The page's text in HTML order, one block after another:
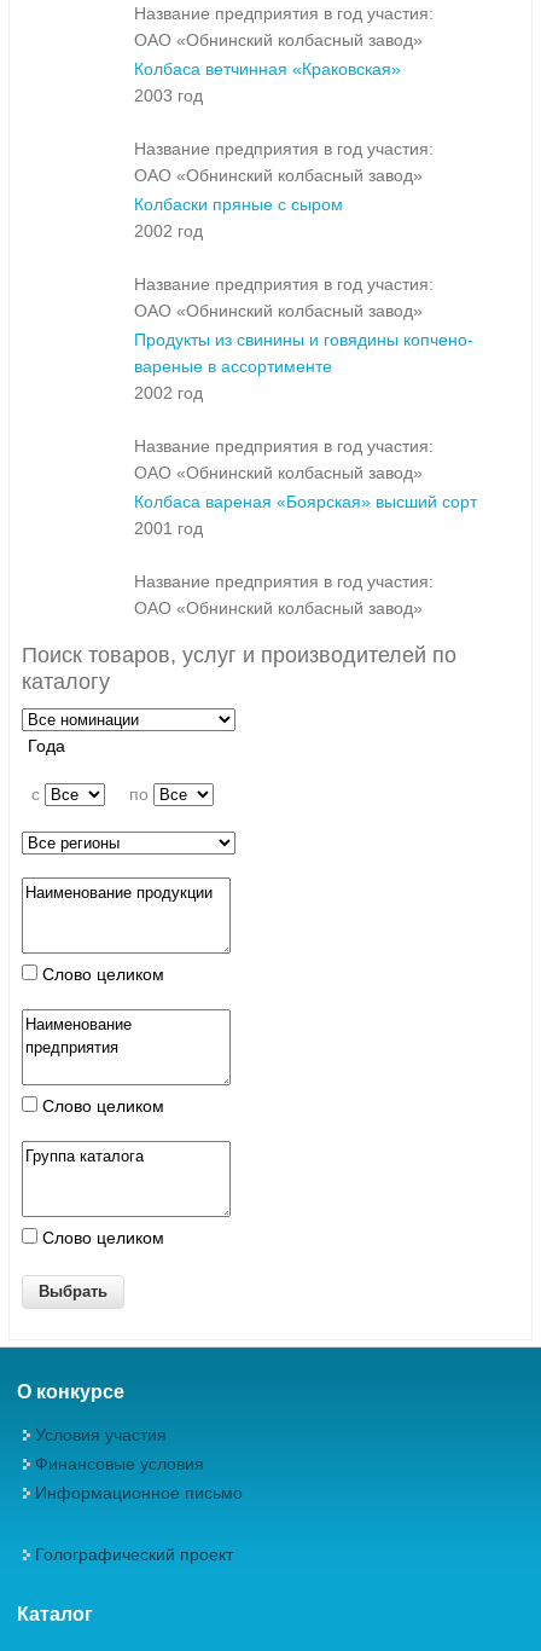
Название предприятия в год участия:
ОАО «Обнинский колбасный завод»
Колбаса ветчинная «Краковская»
2003 год
Название предприятия в год участия:
ОАО «Обнинский колбасный завод»
Колбаски пряные с сыром
2002 год
Название предприятия в год участия:
ОАО «Обнинский колбасный завод»
Продукты из свинины и говядины копчено-
вареные в ассортименте
2002 год
Название предприятия в год участия:
ОАО «Обнинский колбасный завод»
Колбаса вареная «Боярская» высший сорт
2001 год
Название предприятия в год участия:
ОАО «Обнинский колбасный завод»
Поиск товаров, услуг и производителей по
каталогу
Года
c по
Слово целиком
Слово целиком
Слово целиком
О конкурсе
Условия участия
Финансовые условия
Информационное письмо
Голографический проект
Каталог